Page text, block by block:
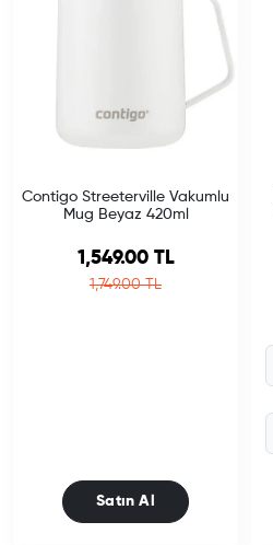
Contigo Streeterville Vakumlu
Mug Beyaz 420ml
Sale price
1,549.00 TL
Regular price
1,749.00 TL
Satın Al